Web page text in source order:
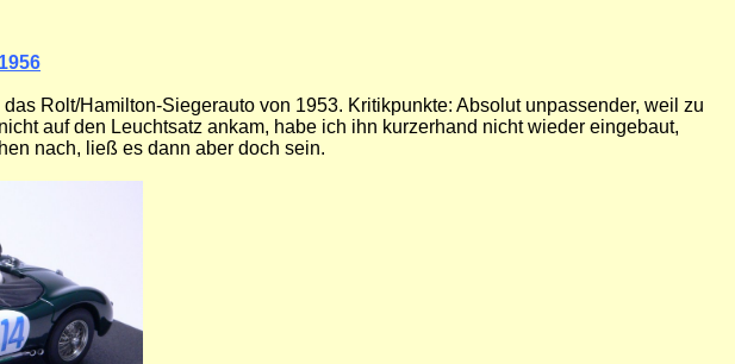
Rolt/Hamilton-Siegerauto von 1953. Kritikpunkte: Absolut unpassender, weil zu
auf den Leuchtsatz ankam, habe ich ihn kurzerhand nicht wieder eingebaut,
nach, ließ es dann aber doch sein.